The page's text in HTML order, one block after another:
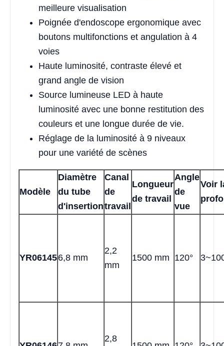
meilleure visualisation
Poignée d'endoscope ergonomique avec
boutons multifonctions et angulation à 4
voies
Haute luminosité, contraste élevé et
grand angle de vision
Source lumineuse LED à haute
luminosité avec une bonne restitution des
couleurs et une longue durée de vie.
Réglage de la luminosité à 9 niveaux
pour une variété de scènes
Modèle
Diamètre
du tube
d'insertion
Canal
de
travail
Longueur
de travail
Angle
de
vue
Voir
YR061456,8 mm
2,2
mm
1500 mm 120°
2,8